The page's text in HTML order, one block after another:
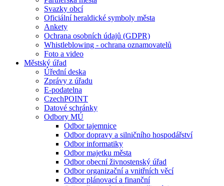
Svazky obcí
Oficiální heraldické symboly města
Ankety
Ochrana osobních údajů (GDPR)
Whistleblowing - ochrana oznamovatelů
Foto a video
Městský úřad
Úřední deska
Zprávy z úřadu
E-podatelna
CzechPOINT
Datové schránky
Odbory MÚ
Odbor tajemnice
Odbor dopravy a silničního hospodářství
Odbor informatiky
Odbor majetku města
Odbor obecní živnostenský úřad
Odbor organizační a vnitřních věcí
Odbor plánovací a finanční